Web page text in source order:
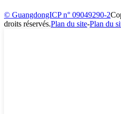
© GuangdongICP n° 09049290-2
droits réservés.Plan du site-Plan du